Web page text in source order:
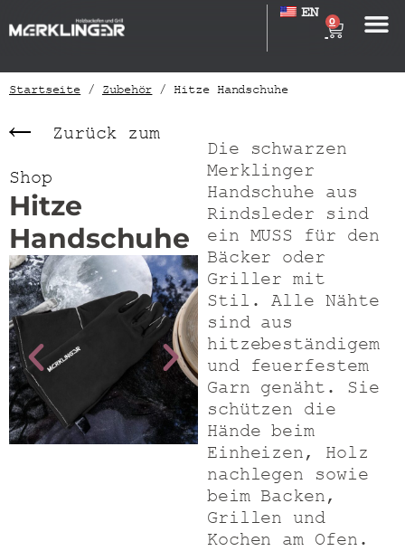
0
EN
Startseite / Zubehör / Hitze Handschuhe
Zurück zum
Shop
Hitze
Handschuhe
Die schwarzen
Merklinger
Handschuhe aus
Rindsleder sind
ein MUSS für den
Bäcker oder
Griller mit
Stil. Alle Nähte
sind aus
hitzebeständigem
und feuerfestem
Garn genäht. Sie
schützen die
Hände beim
Einheizen, Holz
nachlegen sowie
beim Backen,
Grillen und
Kochen am Ofen.